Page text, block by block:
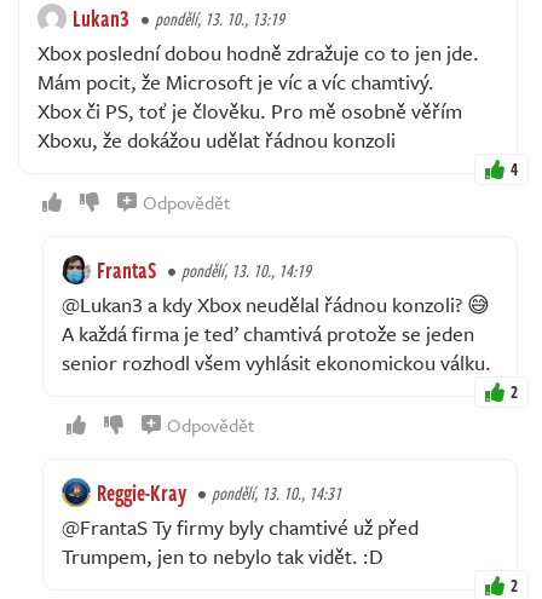
Lukan3 pondělí, 13. 10., 13:19
Xbox poslední dobou hodně zdražuje co to jen jde.
Mám pocit, že Microsoft je víc a víc chamtivý.
Xbox či PS, toť je člověku. Pro mě osobně věřím
Xboxu, že dokážou udělat řádnou konzoli
4
Odpovědět
FrantaS pondělí, 13. 10., 14:19
@Lukan3 a kdy Xbox neudělal řádnou konzoli? 😅
A každá firma je teď chamtivá protože se jeden
senior rozhodl všem vyhlásit ekonomickou válku.
2
Odpovědět
Reggie-Kray pondělí, 13. 10., 14:31
@FrantaS Ty firmy byly chamtivé už před
Trumpem, jen to nebylo tak vidět. :D
2